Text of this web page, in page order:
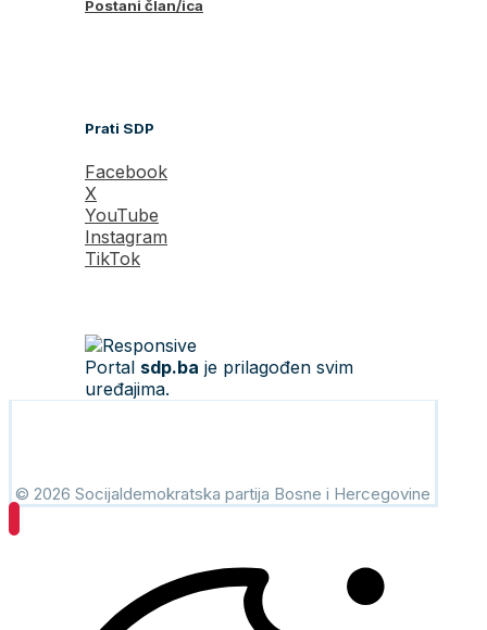
Postani član/ica
Prati SDP
Facebook
X
YouTube
Instagram
TikTok
Portal sdp.ba je prilagođen svim
uređajima.
© 2026 Socijaldemokratska partija Bosne i Hercegovine